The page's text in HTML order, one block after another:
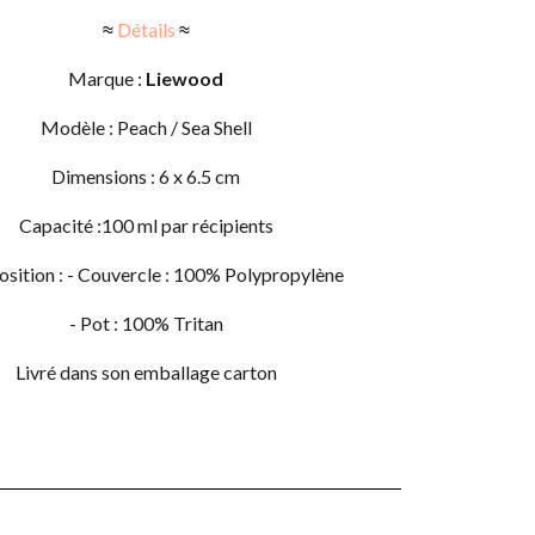
≈ Détails ≈
Marque : Liewood
Modèle : Peach / Sea Shell
Dimensions : 6 x 6.5 cm
Capacité :100 ml par récipients
: - Couvercle : 100% Polypropylène
- Pot : 100% Tritan
Livré dans son emballage carton